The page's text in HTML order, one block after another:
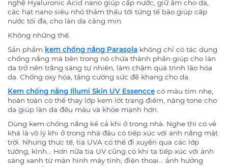
nghệ Hyaluronic Acid nano giúp cấp nước, giữ ẩm cho da,
các hạt nano siêu nhỏ thẩm thấu tới từng tế bào giúp cấp
nước tối đa, cho làn da căng mịn.
Không những thế.
Sản phẩm kem chống nắng Parasola không chỉ có tác dụng
chống nắng mà bên trong nó chứa thành phần giúp cho làn
da trở nên trắng sáng tự nhiên, làm chậm quá trình lão hóa
da. Chống oxy hóa, tăng cường sức đề khang cho da.
Kem chống nắng Illumi Skin UV Essencce có màu tím nhẹ,
hoàn toàn có thể thay lớp kem lót trang điểm, nâng tone cho
da giúp làn da đều màu và khỏe mạnh hơn.
Dùng kem chống nắng kể cả khi ở trong nhà. Nghe thì có vẻ
khá là vô lý khi ở trong nhà đâu có tiếp xúc với ánh nắng mặt
trời. Nhưng thực tế, tia UVA có thể đi xuyên qua các lớp
tường, kính... Hơn nữa tia UV cũng có khi ta tiếp xúc với ánh
sáng xanh từ màn hình máy tính, điện thoại... ảnh hưởng